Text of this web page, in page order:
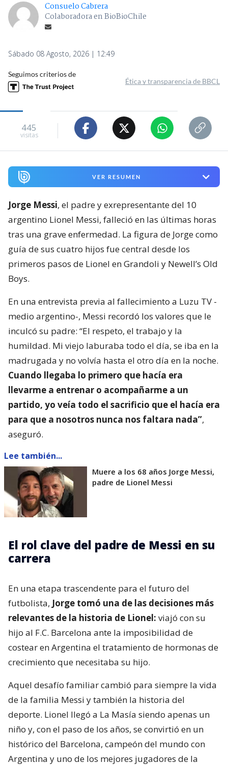
Consuelo Cabrera
Colaboradora en BioBioChile
Sábado 08 Agosto, 2026 | 12:49
Seguimos criterios de
Ética y transparencia de BBCL
445
visitas
VER RESUMEN
Jorge Messi, el padre y exrepresentante del 10
argentino Lionel Messi, falleció en las últimas horas
tras una grave enfermedad. La figura de Jorge como
guía de sus cuatro hijos fue central desde los
primeros pasos de Lionel en Grandoli y Newell’s Old
Boys.
En una entrevista previa al fallecimiento a Luzu TV -
medio argentino-, Messi recordó los valores que le
inculcó su padre: “El respeto, el trabajo y la
humildad. Mi viejo laburaba todo el día, se iba en la
madrugada y no volvía hasta el otro día en la noche.
Cuando llegaba lo primero que hacía era
llevarme a entrenar o acompañarme a un
partido, yo veía todo el sacrificio que el hacía era
para que a nosotros nunca nos faltara nada”,
aseguró.
Lee también...
Muere a los 68 años Jorge Messi,
padre de Lionel Messi
El rol clave del padre de Messi en su
carrera
En una etapa trascendente para el futuro del
futbolista, Jorge tomó una de las decisiones más
relevantes de la historia de Lionel: viajó con su
hijo al F.C. Barcelona ante la imposibilidad de
costear en Argentina el tratamiento de hormonas de
crecimiento que necesitaba su hijo.
Aquel desafío familiar cambió para siempre la vida
de la familia Messi y también la historia del
deporte. Lionel llegó a La Masía siendo apenas un
niño y, con el paso de los años, se convirtió en un
histórico del Barcelona, campeón del mundo con
Argentina y uno de los mejores jugadores de la